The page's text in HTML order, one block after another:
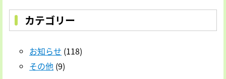
ー
シ
ョ
ン
カテゴリー
お知らせ (118)
その他 (9)